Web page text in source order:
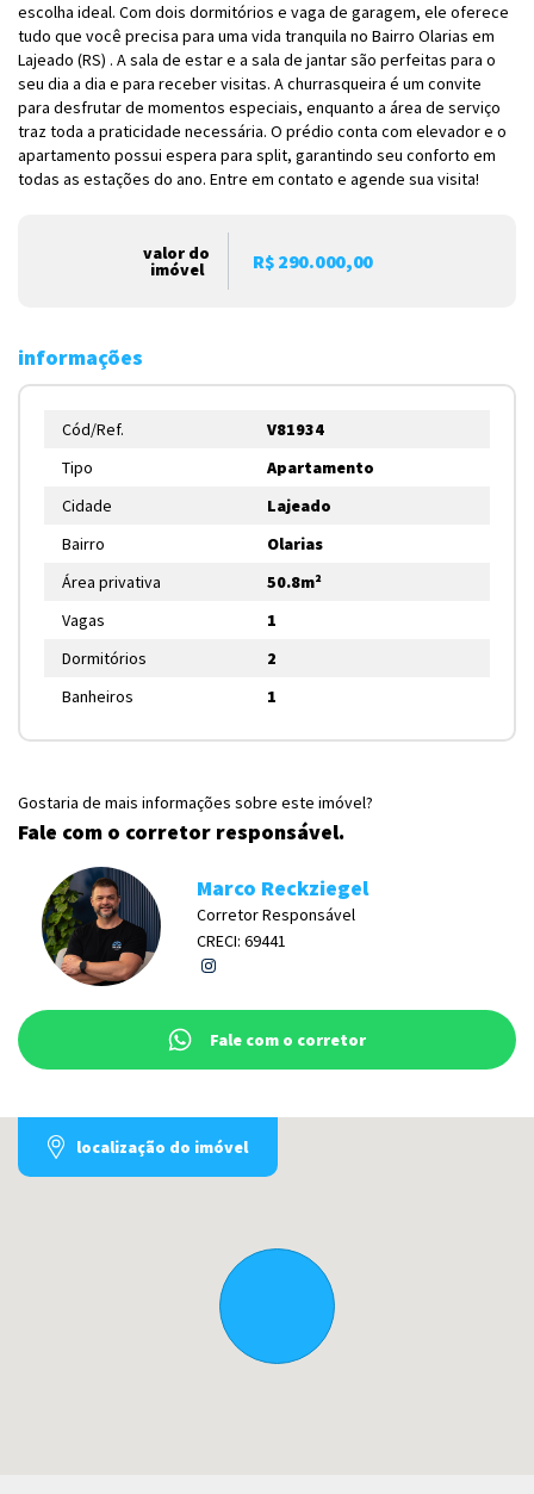
escolha ideal. Com dois dormitórios e vaga de garagem, ele oferece
tudo que você precisa para uma vida tranquila no Bairro Olarias em
Lajeado (RS) . A sala de estar e a sala de jantar são perfeitas para o
seu dia a dia e para receber visitas. A churrasqueira é um convite
para desfrutar de momentos especiais, enquanto a área de serviço
traz toda a praticidade necessária. O prédio conta com elevador e o
apartamento possui espera para split, garantindo seu conforto em
todas as estações do ano. Entre em contato e agende sua visita!
valor do
imóvel R$ 290.000,00
informações
Cód/Ref.
V81934
Tipo
Apartamento
Cidade
Lajeado
Bairro
Olarias
Área privativa
50.8m²
Vagas
1
Dormitórios
2
Banheiros
1
Gostaria de mais informações sobre este imóvel?
Fale com o corretor responsável.
Marco Reckziegel
Corretor Responsável
CRECI: 69441
Fale com o corretor
localização do imóvel